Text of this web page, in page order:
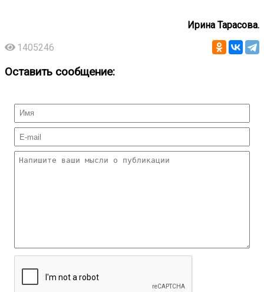
Ирина Тарасова.
1405246
Оставить сообщение: